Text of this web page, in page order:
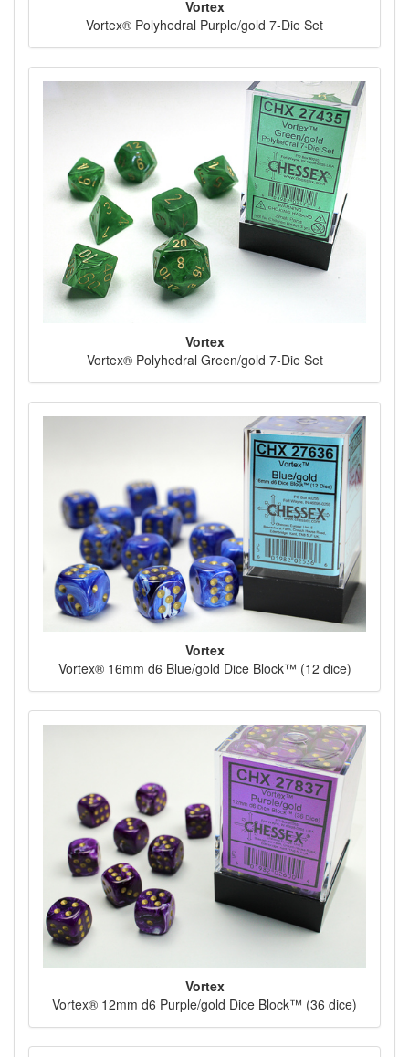
Vortex
Vortex® Polyhedral Purple/gold 7-Die Set
Vortex
Vortex® Polyhedral Green/gold 7-Die Set
Vortex
Vortex® 16mm d6 Blue/gold Dice Block™ (12 dice)
Vortex
Vortex® 12mm d6 Purple/gold Dice Block™ (36 dice)